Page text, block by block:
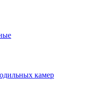
камер